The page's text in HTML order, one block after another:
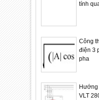
tính
Công
điện 3
pha
Hướng
VLT